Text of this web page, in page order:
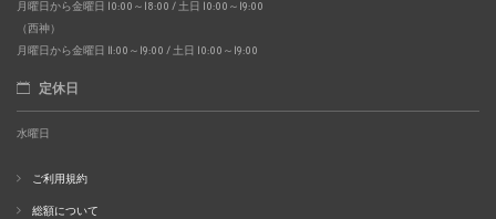
月曜日から金曜日 10:00～18:00 / 土日 10:00～19:00
（西神）
月曜日から金曜日 11:00～19:00 / 土日 10:00～19:00
定休日
水曜日
ご利用規約
総額について